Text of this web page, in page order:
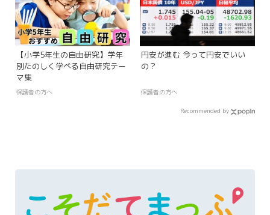
【小学5年生の自由研究】学年
別たのしく学べる自由研究テー
マ集
保護者の方へ
円安が進む 今って円安でいい
の？
保護者の方へ
Recommended by